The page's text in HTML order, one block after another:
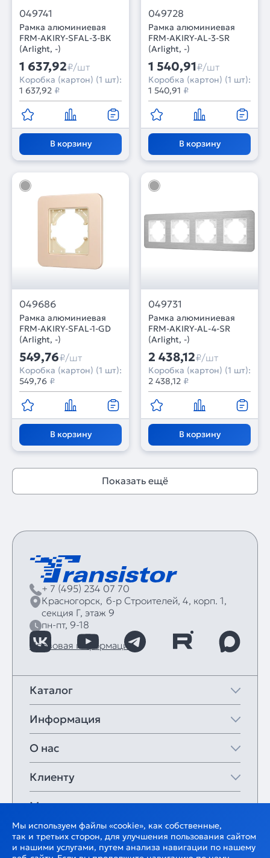
049741
Рамка алюминиевая
FRM-AKIRY-SFAL-3-BK
(Arlight, -)
1 637,92₽/шт
Коробка (картон) (1 шт):
1 637,92 ₽
В корзину
049728
Рамка алюминиевая
FRM-AKIRY-AL-3-SR
(Arlight, -)
1 540,91₽/шт
Коробка (картон) (1 шт):
1 540,91 ₽
В корзину
049686
Рамка алюминиевая
FRM-AKIRY-SFAL-1-GD
(Arlight, -)
549,76₽/шт
Коробка (картон) (1 шт):
549,76 ₽
В корзину
049731
Рамка алюминиевая
FRM-AKIRY-AL-4-SR
(Arlight, -)
2 438,12₽/шт
Коробка (картон) (1 шт):
2 438,12 ₽
В корзину
Показать ещё
+ 7 (495) 234 07 70
Красногорск, б‑р Строителей, 4, корп. 1,
секция Г, этаж 9
пн-пт, 9-18
Правовая информация
Каталог
Информация
О нас
Клиенту
Мои закладки
Мы используем файлы «cookie», как собственные,
так и третьих сторон, для улучшения пользования сайтом
и нашими услугами, путем анализа навигации по нашему